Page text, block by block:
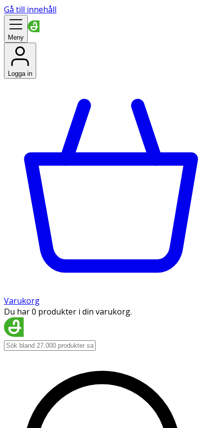
Gå till innehåll
Meny
Logga in
Varukorg
Du har 0 produkter i din varukorg.